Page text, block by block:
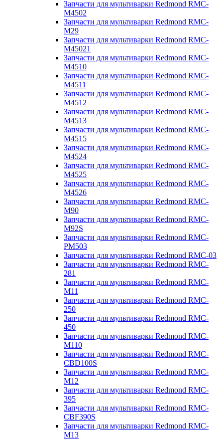
Запчасти для мультиварки Redmond RMC-
M4502
Запчасти для мультиварки Redmond RMC-
M29
Запчасти для мультиварки Redmond RMC-
M45021
Запчасти для мультиварки Redmond RMC-
M4510
Запчасти для мультиварки Redmond RMC-
M4511
Запчасти для мультиварки Redmond RMC-
M4512
Запчасти для мультиварки Redmond RMC-
M4513
Запчасти для мультиварки Redmond RMC-
M4515
Запчасти для мультиварки Redmond RMC-
M4524
Запчасти для мультиварки Redmond RMC-
M4525
Запчасти для мультиварки Redmond RMC-
M4526
Запчасти для мультиварки Redmond RMC-
M90
Запчасти для мультиварки Redmond RMC-
M92S
Запчасти для мультиварки Redmond RMC-
PM503
Запчасти для мультиварки Redmond RMC-03
Запчасти для мультиварки Redmond RMC-
281
Запчасти для мультиварки Redmond RMC-
M11
Запчасти для мультиварки Redmond RMC-
250
Запчасти для мультиварки Redmond RMC-
450
Запчасти для мультиварки Redmond RMC-
M110
Запчасти для мультиварки Redmond RMC-
CBD100S
Запчасти для мультиварки Redmond RMC-
M12
Запчасти для мультиварки Redmond RMC-
395
Запчасти для мультиварки Redmond RMC-
CBF390S
Запчасти для мультиварки Redmond RMC-
M13